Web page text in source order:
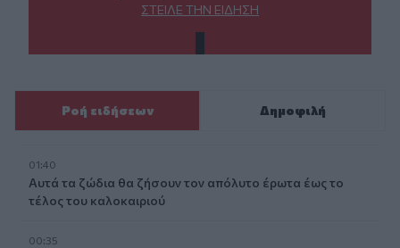
ΣΤΕΊΛΕ ΤΗΝ ΕΊΔΗΣΗ
Ροή ειδήσεων Δημοφιλή
01:40
Αυτά τα ζώδια θα ζήσουν τον απόλυτο έρωτα έως το
τέλος του καλοκαιριού
00:35